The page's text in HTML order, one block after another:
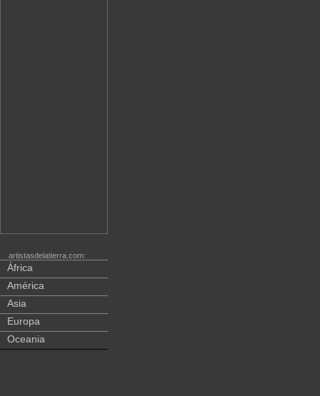
artistasdelatierra.com:
África
América
Asia
Europa
Oceania